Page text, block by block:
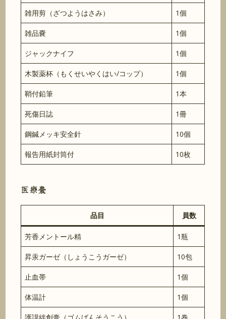
雑用剪（ざつようはさみ） 1個
雑品嚢 1個
ジャックナイフ 1個
木製薬杯（もくせいやくはい/コップ） 1個
鞘付鉛筆 1本
死傷日誌 1冊
鋼鍼メッキ安全針 10個
報告用紙封筒付 10枚
医療嚢
品目 員数
芳香メントール精 1瓶
昇汞ガーゼ（しょうこうガーゼ） 10包
止血帯 1個
体温計 1個
護謨絆創膏（ゴムばんそうこう） 1巻